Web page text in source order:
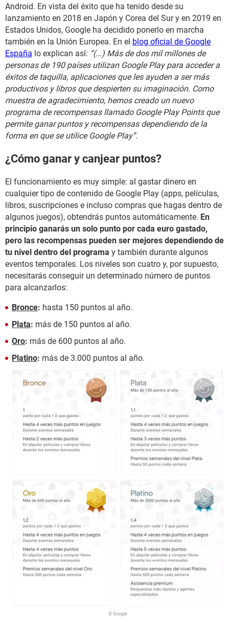
Android. En vista del éxito que ha tenido desde su
lanzamiento en 2018 en Japón y Corea del Sur y en 2019 en
Estados Unidos, Google ha decidido ponerlo en marcha
también en la Unión Europea. En el blog oficial de Google
España lo explican así: “(...) Más de dos mil millones de
personas de 190 países utilizan Google Play para acceder a
éxitos de taquilla, aplicaciones que les ayuden a ser más
productivos y libros que despierten su imaginación. Como
muestra de agradecimiento, hemos creado un nuevo
programa de recompensas llamado Google Play Points que
permite ganar puntos y recompensas dependiendo de la
forma en que se utilice Google Play”.
¿Cómo ganar y canjear puntos?
El funcionamiento es muy simple: al gastar dinero en
cualquier tipo de contenido de Google Play (apps, películas,
libros, suscripciones e incluso compras que hagas dentro de
algunos juegos), obtendrás puntos automáticamente. En
principio ganarás un solo punto por cada euro gastado,
pero las recompensas pueden ser mejores dependiendo de
tu nivel dentro del programa y también durante algunos
eventos temporales. Los niveles son cuatro y, por supuesto,
necesitarás conseguir un determinado número de puntos
para alcanzarlos:
Bronce: hasta 150 puntos al año.
Plata: más de 150 puntos al año.
Oro: más de 600 puntos al año.
Platino: más de 3.000 puntos al año.
© Google